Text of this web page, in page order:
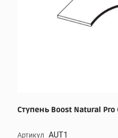
Ступень Boost Natural Pro
Артикул AUT1